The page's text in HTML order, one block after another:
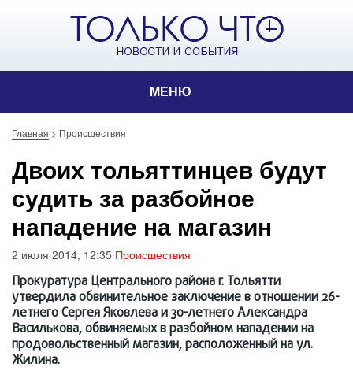
МЕНЮ
Главная > Происшествия
Двоих тольяттинцев будут
судить за разбойное
нападение на магазин
2 июля 2014, 12:35 Происшествия
Прокуратура Центрального района г. Тольятти
утвердила обвинительное заключение в отношении 26-
летнего Сергея Яковлева и 30-летнего Александра
Василькова, обвиняемых в разбойном нападении на
продовольственный магазин, расположенный на ул.
Жилина.